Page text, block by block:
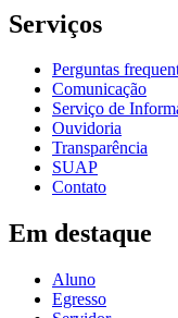
Serviços
Perguntas
Comunicação
Serviço de
Ouvidoria
Transparência
SUAP
Contato
Em destaque
Aluno
Egresso